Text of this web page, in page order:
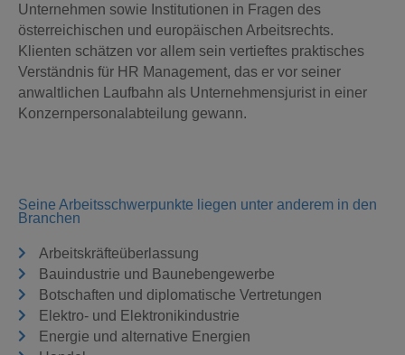
Unternehmen sowie Institutionen in Fragen des
österreichischen und europäischen Arbeitsrechts.
Klienten schätzen vor allem sein vertieftes praktisches
Verständnis für HR Management, das er vor seiner
anwaltlichen Laufbahn als Unternehmensjurist in einer
Konzernpersonalabteilung gewann.
Seine Arbeitsschwerpunkte liegen unter anderem in den
Branchen
Arbeitskräfteüberlassung
Bauindustrie und Baunebengewerbe
Botschaften und diplomatische Vertretungen
Elektro- und Elektronikindustrie
Energie und alternative Energien